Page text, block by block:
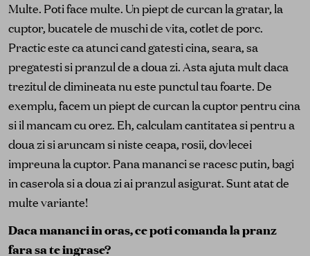
Multe. Poti face multe. Un piept de curcan la gratar, la
cuptor, bucatele de muschi de vita, cotlet de porc.
Practic este ca atunci cand gatesti cina, seara, sa
pregatesti si pranzul de a doua zi. Asta ajuta mult daca
trezitul de dimineata nu este punctul tau foarte. De
exemplu, facem un piept de curcan la cuptor pentru cina
si il mancam cu orez. Eh, calculam cantitatea si pentru a
doua zi si aruncam si niste ceapa, rosii, dovlecei
impreuna la cuptor. Pana mananci se racesc putin, bagi
in caserola si a doua zi ai pranzul asigurat. Sunt atat de
multe variante!
Daca mananci in oras, ce poti comanda la pranz
fara sa te ingrase?